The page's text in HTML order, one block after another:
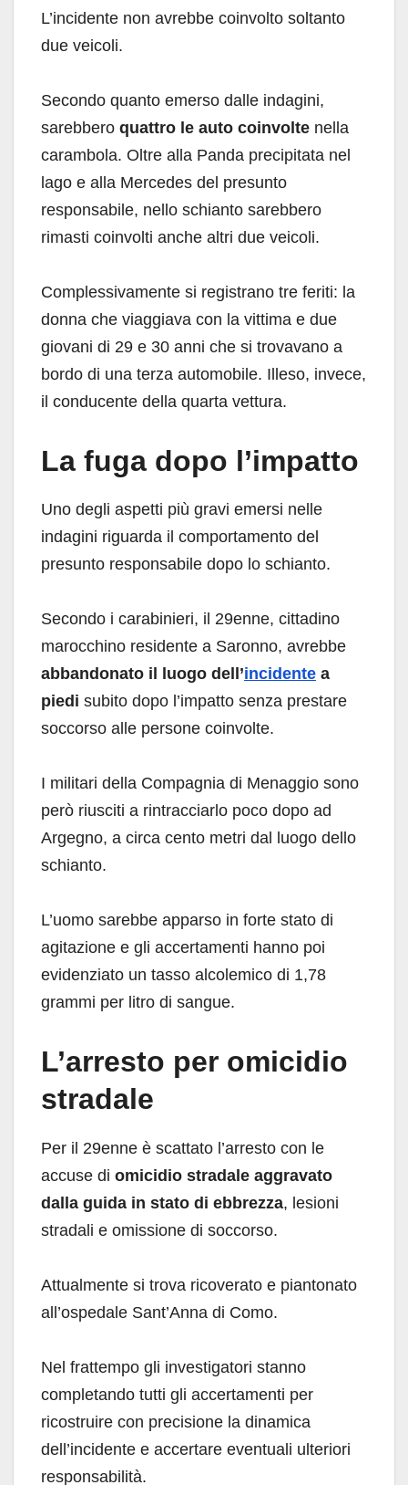
L’incidente non avrebbe coinvolto soltanto
due veicoli.
Secondo quanto emerso dalle indagini,
sarebbero quattro le auto coinvolte nella
carambola. Oltre alla Panda precipitata nel
lago e alla Mercedes del presunto
responsabile, nello schianto sarebbero
rimasti coinvolti anche altri due veicoli.
Complessivamente si registrano tre feriti: la
donna che viaggiava con la vittima e due
giovani di 29 e 30 anni che si trovavano a
bordo di una terza automobile. Illeso, invece,
il conducente della quarta vettura.
La fuga dopo l’impatto
Uno degli aspetti più gravi emersi nelle
indagini riguarda il comportamento del
presunto responsabile dopo lo schianto.
Secondo i carabinieri, il 29enne, cittadino
marocchino residente a Saronno, avrebbe
abbandonato il luogo dell’incidente a
piedi subito dopo l’impatto senza prestare
soccorso alle persone coinvolte.
I militari della Compagnia di Menaggio sono
però riusciti a rintracciarlo poco dopo ad
Argegno, a circa cento metri dal luogo dello
schianto.
L’uomo sarebbe apparso in forte stato di
agitazione e gli accertamenti hanno poi
evidenziato un tasso alcolemico di 1,78
grammi per litro di sangue.
L’arresto per omicidio
stradale
Per il 29enne è scattato l’arresto con le
accuse di omicidio stradale aggravato
dalla guida in stato di ebbrezza, lesioni
stradali e omissione di soccorso.
Attualmente si trova ricoverato e piantonato
all’ospedale Sant’Anna di Como.
Nel frattempo gli investigatori stanno
completando tutti gli accertamenti per
ricostruire con precisione la dinamica
dell’incidente e accertare eventuali ulteriori
responsabilità.